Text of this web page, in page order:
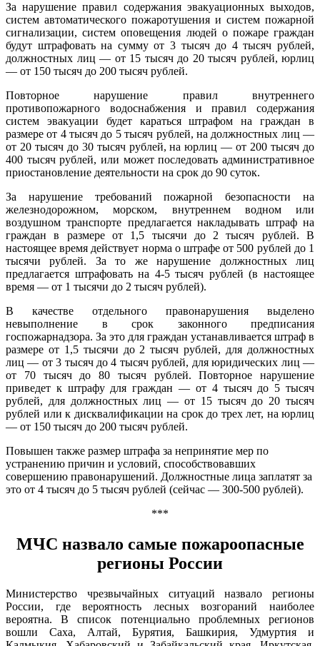
За нарушение правил содержания эвакуационных выходов,
систем автоматического пожаротушения и систем пожарной
сигнализации, систем оповещения людей о пожаре граждан
будут штрафовать на сумму от 3 тысяч до 4 тысяч рублей,
должностных лиц — от 15 тысяч до 20 тысяч рублей, юрлиц
— от 150 тысяч до 200 тысяч рублей.
Повторное нарушение правил внутреннего
противопожарного водоснабжения и правил содержания
систем эвакуации будет караться штрафом на граждан в
размере от 4 тысяч до 5 тысяч рублей, на должностных лиц —
от 20 тысяч до 30 тысяч рублей, на юрлиц — от 200 тысяч до
400 тысяч рублей, или может последовать административное
приостановление деятельности на срок до 90 суток.
За нарушение требований пожарной безопасности на
железнодорожном, морском, внутреннем водном или
воздушном транспорте предлагается накладывать штраф на
граждан в размере от 1,5 тысячи до 2 тысяч рублей. В
настоящее время действует норма о штрафе от 500 рублей до 1
тысячи рублей. За то же нарушение должностных лиц
предлагается штрафовать на 4-5 тысяч рублей (в настоящее
время — от 1 тысячи до 2 тысяч рублей).
В качестве отдельного правонарушения выделено
невыполнение в срок законного предписания
госпожарнадзора. За это для граждан устанавливается штраф в
размере от 1,5 тысячи до 2 тысяч рублей, для должностных
лиц — от 3 тысяч до 4 тысяч рублей, для юридических лиц —
от 70 тысяч до 80 тысяч рублей. Повторное нарушение
приведет к штрафу для граждан — от 4 тысяч до 5 тысяч
рублей, для должностных лиц — от 15 тысяч до 20 тысяч
рублей или к дисквалификации на срок до трех лет, на юрлиц
— от 150 тысяч до 200 тысяч рублей.
Повышен также размер штрафа за непринятие мер по
устранению причин и условий, способствовавших
совершению правонарушений. Должностные лица заплатят за
это от 4 тысяч до 5 тысяч рублей (сейчас — 300-500 рублей).
***
МЧС назвало самые пожароопасные
регионы России
Министерство чрезвычайных ситуаций назвало регионы
России, где вероятность лесных возгораний наиболее
вероятна. В список потенциально проблемных регионов
вошли Саха, Алтай, Бурятия, Башкирия, Удмуртия и